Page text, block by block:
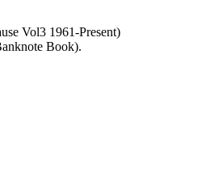
Vol3 1961-Present)
Book).